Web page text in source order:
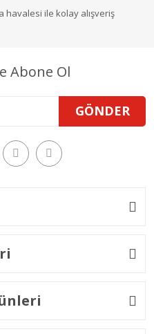
havalesi ile kolay alışveriş
Abone Ol
GÖNDER